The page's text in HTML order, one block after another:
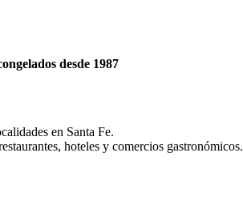
desde 1987
en Santa Fe.
hoteles y comercios gastronómicos.